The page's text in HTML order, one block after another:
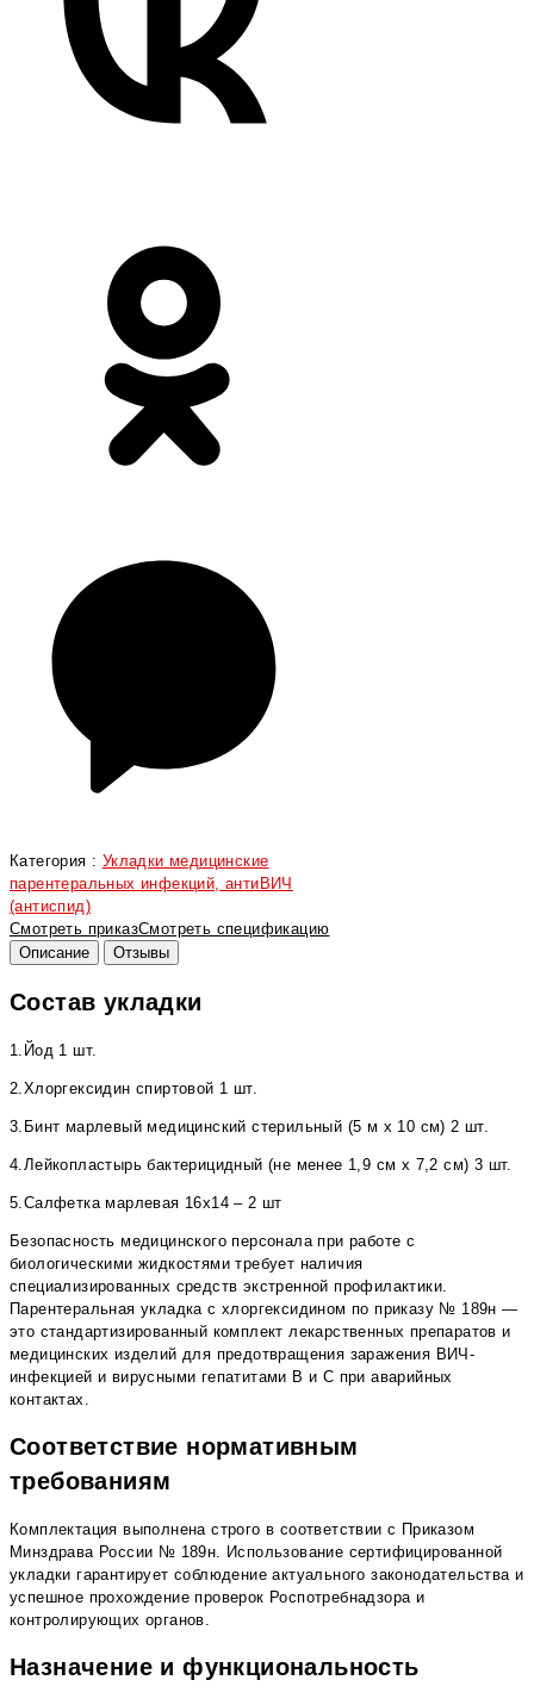
Категория : Укладки медицинские
парентеральных инфекций, антиВИЧ
(антиспид)
Смотреть приказСмотреть спецификацию
Описание
Отзывы
Состав укладки
1.Йод 1 шт.
2.Хлоргексидин спиртовой 1 шт.
3.Бинт марлевый медицинский стерильный (5 м х 10 см) 2 шт.
4.Лейкопластырь бактерицидный (не менее 1,9 см х 7,2 см) 3 шт.
5.Салфетка марлевая 16х14 – 2 шт
Безопасность медицинского персонала при работе с
биологическими жидкостями требует наличия
специализированных средств экстренной профилактики.
Парентеральная укладка с хлоргексидином по приказу № 189н —
это стандартизированный комплект лекарственных препаратов и
медицинских изделий для предотвращения заражения ВИЧ-
инфекцией и вирусными гепатитами В и С при аварийных
контактах.
Соответствие нормативным
требованиям
Комплектация выполнена строго в соответствии с Приказом
Минздрава России № 189н. Использование сертифицированной
укладки гарантирует соблюдение актуального законодательства и
успешное прохождение проверок Роспотребнадзора и
контролирующих органов.
Назначение и функциональность